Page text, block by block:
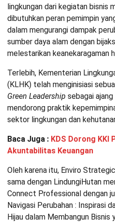
lingkungan dari kegiatan bisnis
dibutuhkan peran pemimpin
dalam mengurangi dampak
sumber daya alam dengan
melestarikan keanekaragaman
Terlebih, Kementerian
(KLHK) telah menginisiasi
Green Leadership sebagai
mendorong praktik
sektor lingkungan dan
Baca Juga : KDS Dorong KKI
Akuntabilitas Keuangan
Oleh karena itu, Enviro
sama dengan LindungiHutan
Connect Professional dengan
Navigasi Perubahan : Inspirasi
Hijau dalam Membangun Bisnis